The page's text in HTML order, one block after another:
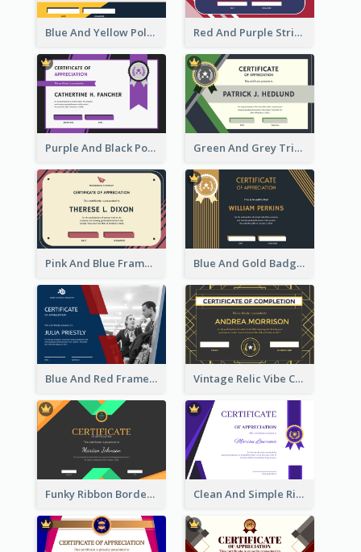
Blue And Yellow Polygon With Badge Certificate Red And Purple Stripes Frame Certificate
Purple And Black Polygon Appreciation Certificate Green And Grey Triangles With Badge Certificate
Pink And Blue Frame Company Certificate Blue And Gold Badge Appreciation Certificate
Blue And Red Frame With Photo Certificate Vintage Relic Vibe Certificate Design Template
Funky Ribbon Border Certificate Design Template Clean And Simple Ribbon Certificate Design Ideas